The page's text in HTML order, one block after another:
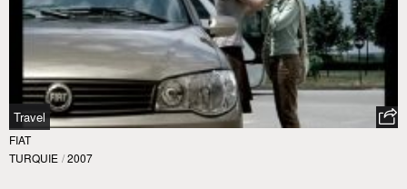
Travel
FIAT
TURQUIE / 2007